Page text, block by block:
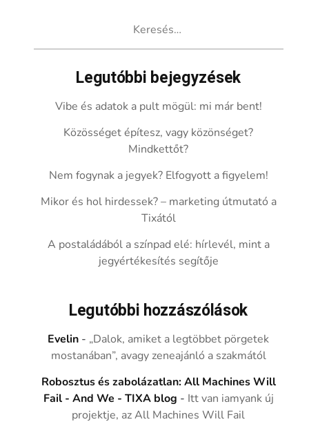
Legutóbbi bejegyzések
Vibe és adatok a pult mögül: mi már bent!
Közösséget építesz, vagy közönséget?
Mindkettőt?
Nem fogynak a jegyek? Elfogyott a figyelem!
Mikor és hol hirdessek? – marketing útmutató a
Tixától
A postaládából a színpad elé: hírlevél, mint a
jegyértékesítés segítője
Legutóbbi hozzászólások
Evelin - „Dalok, amiket a legtöbbet pörgetek
mostanában”, avagy zeneajánló a szakmától
Robosztus és zabolázatlan: All Machines Will
Fail - And We - TIXA blog - Itt van iamyank új
projektje, az All Machines Will Fail